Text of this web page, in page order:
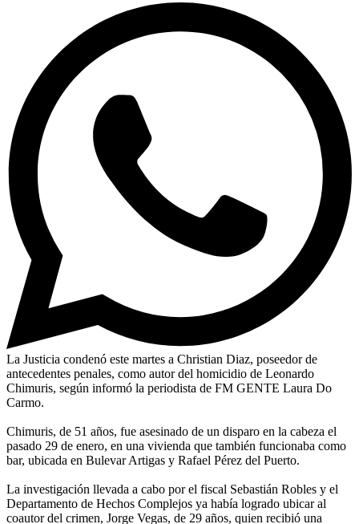
La Justicia condenó este martes a Christian Diaz, poseedor de
antecedentes penales, como autor del homicidio de Leonardo
Chimuris, según informó la periodista de FM GENTE Laura Do
Carmo.
Chimuris, de 51 años, fue asesinado de un disparo en la cabeza el
pasado 29 de enero, en una vivienda que también funcionaba como
bar, ubicada en Bulevar Artigas y Rafael Pérez del Puerto.
La investigación llevada a cabo por el fiscal Sebastián Robles y el
Departamento de Hechos Complejos ya había logrado ubicar al
coautor del crimen, Jorge Vegas, de 29 años, quien recibió una